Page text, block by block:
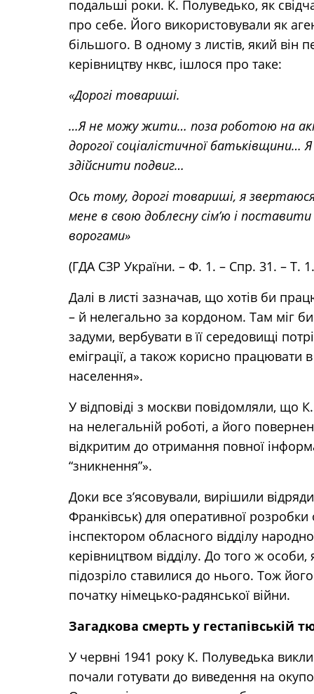
подальші роки. К. Полуведько, як
про себе. Його використовували як
більшого. В одному з листів, який він
керівництву нквс, ішлося про таке:
«Дорогі товариші.
…Я не можу жити… поза роботою на
дорогої соціалістичної
здійснити подвиг…
Ось тому, дорогі товариші, я
мене в свою доблесну сім’ю і
ворогами»
(ГДА СЗР України. – Ф. 1. – Спр. 31. – Т.
Далі в листі зазначав, що хотів би
– й нелегально за кордоном. Там міг
задуми, вербувати в її середовищі
еміграції, а також корисно працювати в
населення».
У відповіді з москви повідомляли, що
на нелегальній роботі, а його
відкритим до отримання повної
“зникнення”».
Доки все з’ясовували, вирішили
Франківськ) для оперативної
інспектором обласного відділу
керівництвом відділу. До того ж
підозріло ставилися до нього. Тож
початку німецько-радянської війни.
Загадкова смерть у гестапівській
У червні 1941 року К. Полуведька
почали готувати до виведення на